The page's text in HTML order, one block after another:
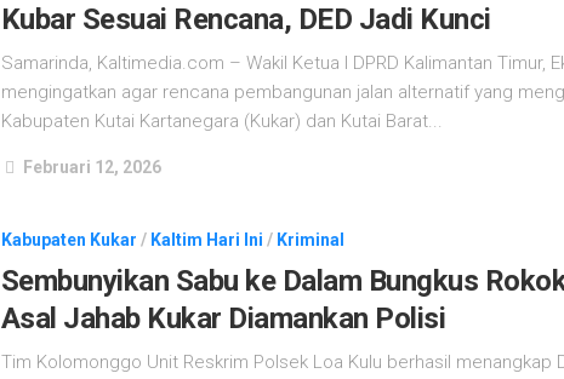
Kubar Sesuai Rencana, DED Jadi Kunci
Samarinda, Kaltimedia.com – Wakil Ketua I DPRD Kalimantan Timur,
mengingatkan agar rencana pembangunan jalan alternatif yang
Kabupaten Kutai Kartanegara (Kukar) dan Kutai Barat...
Februari 12, 2026
Kabupaten Kukar / Kaltim Hari Ini / Kriminal
Sembunyikan Sabu ke Dalam Bungkus
Asal Jahab Kukar Diamankan Polisi
Tim Kolomonggo Unit Reskrim Polsek Loa Kulu berhasil menangkap